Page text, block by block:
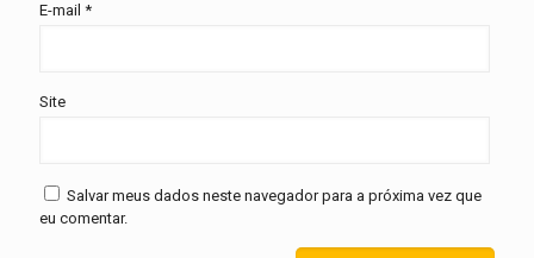
E-mail *
Site
Salvar meus dados neste navegador para a próxima vez que
eu comentar.